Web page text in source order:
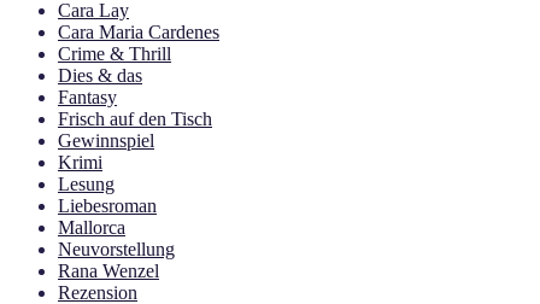
Cara Lay
Cara Maria Cardenes
Crime & Thrill
Dies & das
Fantasy
Frisch auf den Tisch
Gewinnspiel
Krimi
Lesung
Liebesroman
Mallorca
Neuvorstellung
Rana Wenzel
Rezension